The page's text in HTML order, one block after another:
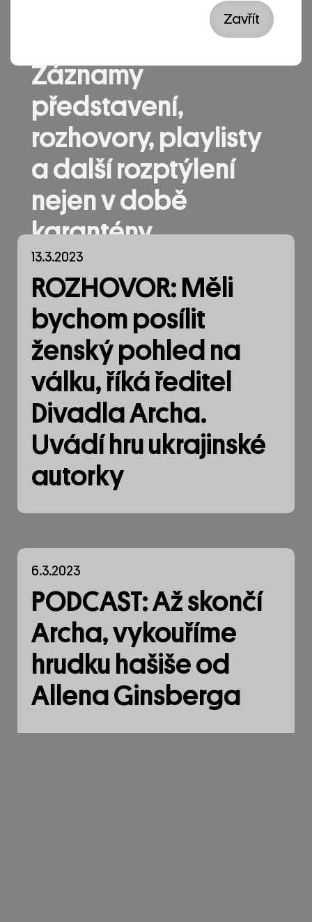
Zavřít
Záznamy
představení,
rozhovory, playlisty
a další rozptýlení
nejen v době
karantény
13.3.2023
ROZHOVOR: Měli
bychom posílit
ženský pohled na
válku, říká ředitel
Divadla Archa.
Uvádí hru ukrajinské
autorky
6.3.2023
PODCAST: Až skončí
Archa, vykouříme
hrudku hašiše od
Allena Ginsberga